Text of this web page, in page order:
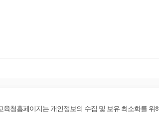
육청홈페이지는 개인정보의 수집 및 보유 최소화를 위